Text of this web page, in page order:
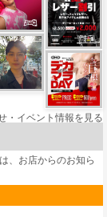
・イベント情報を見る
、 お店からのお知ら